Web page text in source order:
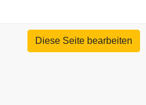
Diese Seite bearbeiten